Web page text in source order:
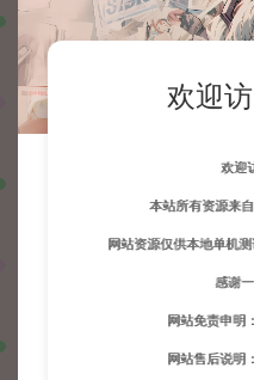
欢迎
欢迎
本站所有资源来
网站资源仅供本地单机
感谢
网站免责申明：
网站售后说明：